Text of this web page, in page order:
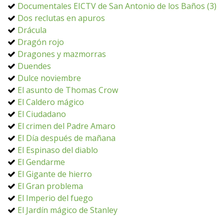
Documentales EICTV de San Antonio de los Baños (3)
Dos reclutas en apuros
Drácula
Dragón rojo
Dragones y mazmorras
Duendes
Dulce noviembre
El asunto de Thomas Crow
El Caldero mágico
El Ciudadano
El crimen del Padre Amaro
El Día después de mañana
El Espinaso del diablo
El Gendarme
El Gigante de hierro
El Gran problema
El Imperio del fuego
El Jardín mágico de Stanley